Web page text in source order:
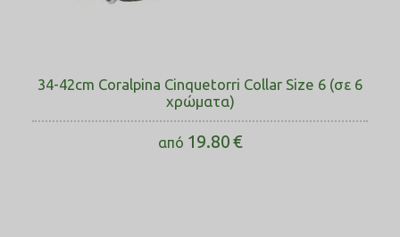
34-42cm Coralpina Cinquetorri Collar Size 6 (σε 6
χρώματα)
από 19.80€